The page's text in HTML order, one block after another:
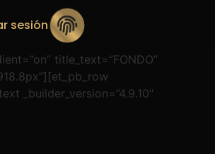
sesión
title_text=”FONDO”
_builder_version=”4.9.10″